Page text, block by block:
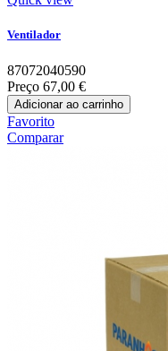
Ventilador
87072040590
Preço 67,00 €
Adicionar ao carrinho
Favorito
Comparar